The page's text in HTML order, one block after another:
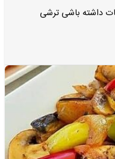
داشته باشی ترشی